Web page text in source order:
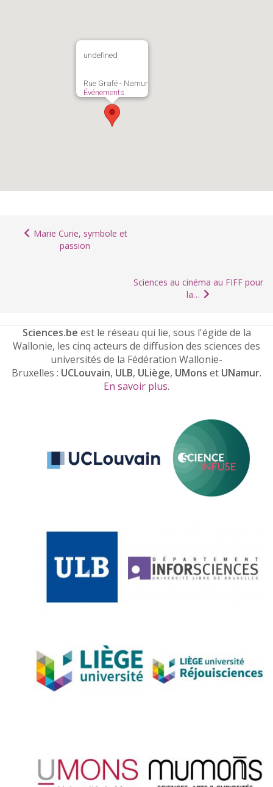
undefined
Rue Grafé - Namur
Événements
Marie Curie, symbole et
passion
Sciences au cinéma au FIFF pour
la…
Sciences.be est le réseau qui lie, sous l'égide de la
Wallonie, les cinq acteurs de diffusion des sciences des
universités de la Fédération Wallonie-
Bruxelles : UCLouvain, ULB, ULiège, UMons et UNamur.
En savoir plus.